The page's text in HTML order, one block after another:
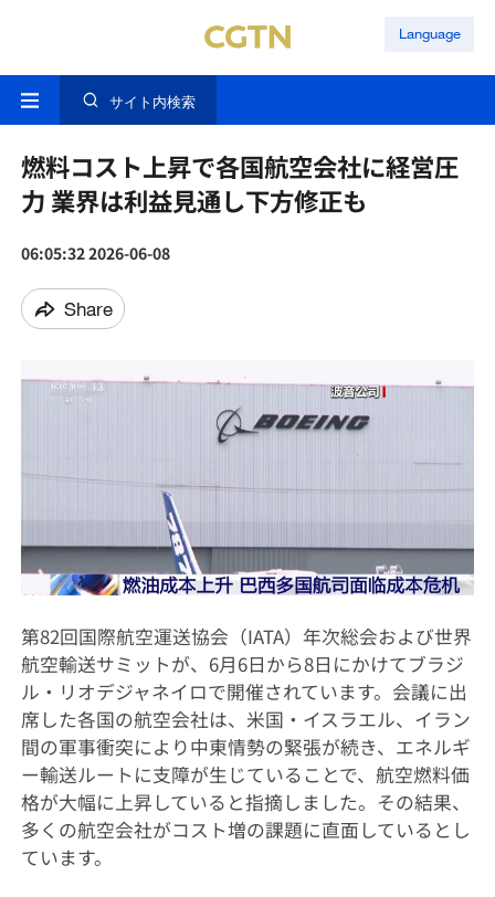
Language
サイト内検索
燃料コスト上昇で各国航空会社に経営圧
力 業界は利益見通し下方修正も
06:05:32 2026-06-08
Share
第82回国際航空運送協会（IATA）年次総会および世界
航空輸送サミットが、6月6日から8日にかけてブラジ
ル・リオデジャネイロで開催されています。会議に出
席した各国の航空会社は、米国・イスラエル、イラン
間の軍事衝突により中東情勢の緊張が続き、エネルギ
ー輸送ルートに支障が生じていることで、航空燃料価
格が大幅に上昇していると指摘しました。その結果、
多くの航空会社がコスト増の課題に直面しているとし
ています。